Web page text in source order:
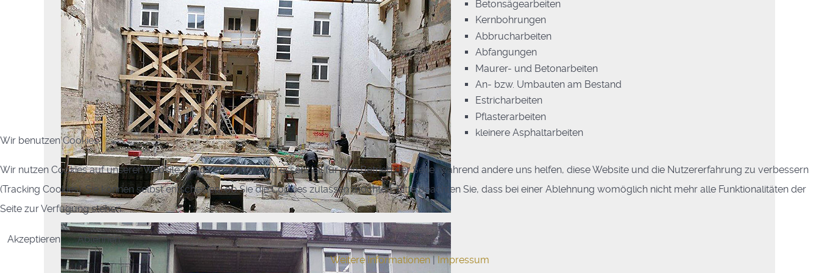
Betonsägearbeiten
Kernbohrungen
Abbrucharbeiten
Abfangungen
Maurer- und Betonarbeiten
An- bzw. Umbauten am Bestand
Estricharbeiten
Pflasterarbeiten
kleinere Asphaltarbeiten
Wir benutzen Cookies
Wir nutzen Cookies auf unserer Website. Einige von ihnen sind essenziell für den Betrieb der Seite, während andere uns helfen, diese Website und die Nutzererfahrung zu verbessern
(Tracking Cookies). Sie können selbst entscheiden, ob Sie die Cookies zulassen möchten. Bitte beachten Sie, dass bei einer Ablehnung womöglich nicht mehr alle Funktionalitäten der
Seite zur Verfügung stehen.
Akzeptieren
Ablehnen
Weitere Informationen|Impressum